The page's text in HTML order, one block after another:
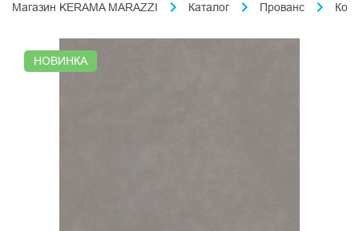
Магазин KERAMA MARAZZI Каталог Прованс
НОВИНКА